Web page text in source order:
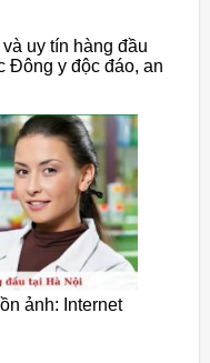
uy tín hàng đầu
Đông y độc đáo, an
ảnh: Internet